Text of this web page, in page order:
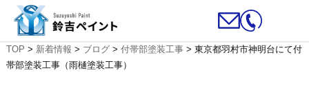
TOP > 新着情報 > ブログ> 付帯部塗装工事> 東京都羽村市神明台にて付
帯部塗装工事（雨樋塗装工事）